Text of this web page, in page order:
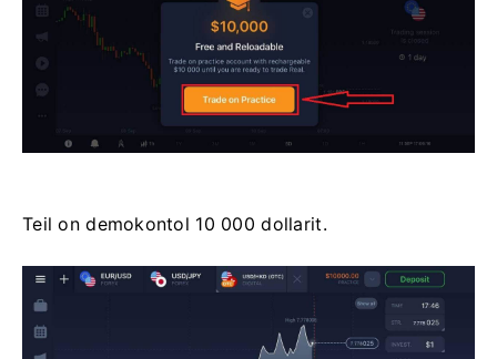
Teil on demokontol 10 000 dollarit.